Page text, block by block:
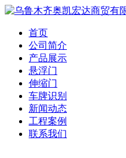
首页
公司简介
产品展示
悬浮门
伸缩门
车牌识别
新闻动态
工程案例
联系我们